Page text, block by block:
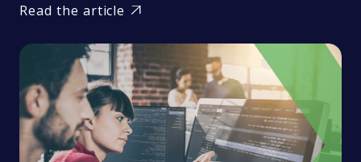
Read the article 